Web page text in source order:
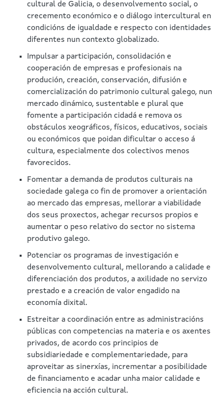
cultural de Galicia, o desenvolvemento social, o
crecemento económico e o diálogo intercultural en
condicións de igualdade e respecto con identidades
diferentes nun contexto globalizado.
Impulsar a participación, consolidación e
cooperación de empresas e profesionais na
produción, creación, conservación, difusión e
comercialización do patrimonio cultural galego, nun
mercado dinámico, sustentable e plural que
fomente a participación cidadá e remova os
obstáculos xeográficos, físicos, educativos, sociais
ou económicos que poidan dificultar o acceso á
cultura, especialmente dos colectivos menos
favorecidos.
Fomentar a demanda de produtos culturais na
sociedade galega co fin de promover a orientación
ao mercado das empresas, mellorar a viabilidade
dos seus proxectos, achegar recursos propios e
aumentar o peso relativo do sector no sistema
produtivo galego.
Potenciar os programas de investigación e
desenvolvemento cultural, mellorando a calidade e
diferenciación dos produtos, a axilidade no servizo
prestado e a creación de valor engadido na
economía dixital.
Estreitar a coordinación entre as administracións
públicas con competencias na materia e os axentes
privados, de acordo cos principios de
subsidiariedade e complementariedade, para
aproveitar as sinerxías, incrementar a posibilidade
de financiamento e acadar unha maior calidade e
eficiencia na acción cultural.